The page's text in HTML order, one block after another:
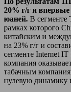
20% г/г и
юаней. В сегменте
рамках которого
китайским и
на 23% г/г и
сегменте Internet
компания
табачным
нулевую динамику